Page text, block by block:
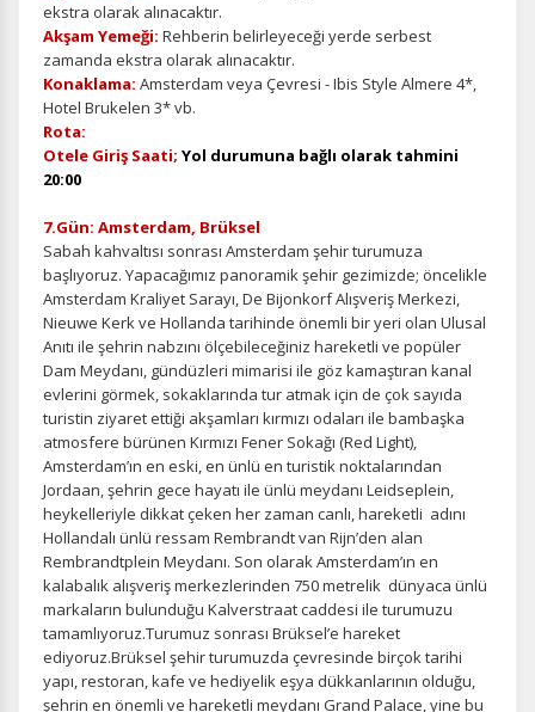
ekstra olarak alınacaktır.
Akşam Yemeği: Rehberin belirleyeceği yerde serbest
zamanda ekstra olarak alınacaktır.
Konaklama: Amsterdam veya Çevresi - Ibis Style Almere 4*,
Hotel Brukelen 3* vb.
Rota:
Otele Giriş Saati; Yol durumuna bağlı olarak tahmini
20:00
7.Gün: Amsterdam, Brüksel
Sabah kahvaltısı sonrası Amsterdam şehir turumuza
başlıyoruz. Yapacağımız panoramik şehir gezimizde; öncelikle
Amsterdam Kraliyet Sarayı, De Bijonkorf Alışveriş Merkezi,
Nieuwe Kerk ve Hollanda tarihinde önemli bir yeri olan Ulusal
Anıtı ile şehrin nabzını ölçebileceğiniz hareketli ve popüler
Dam Meydanı, gündüzleri mimarisi ile göz kamaştıran kanal
evlerini görmek, sokaklarında tur atmak için de çok sayıda
turistin ziyaret ettiği akşamları kırmızı odaları ile bambaşka
atmosfere bürünen Kırmızı Fener Sokağı (Red Light),
Amsterdam’ın en eski, en ünlü en turistik noktalarından
Jordaan, şehrin gece hayatı ile ünlü meydanı Leidseplein,
heykelleriyle dikkat çeken her zaman canlı, hareketli adını
Hollandalı ünlü ressam Rembrandt van Rijn’den alan
Rembrandtplein Meydanı. Son olarak Amsterdam’ın en
kalabalık alışveriş merkezlerinden 750 metrelik dünyaca ünlü
markaların bulunduğu Kalverstraat caddesi ile turumuzu
tamamlıyoruz.Turumuz sonrası Brüksel’e hareket
ediyoruz.Brüksel şehir turumuzda çevresinde birçok tarihi
yapı, restoran, kafe ve hediyelik eşya dükkanlarının olduğu,
şehrin en önemli ve hareketli meydanı Grand Palace, yine bu